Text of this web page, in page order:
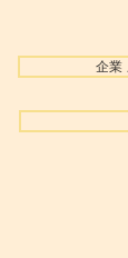
企業